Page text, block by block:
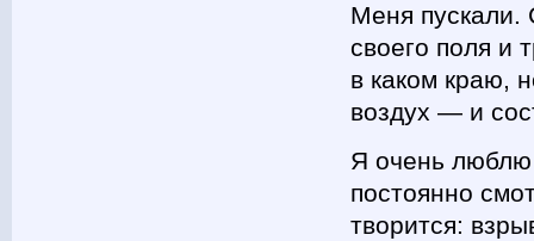
Меня пускали.
своего поля и
в каком краю,
воздух — и
Я очень
постоянно
творится: